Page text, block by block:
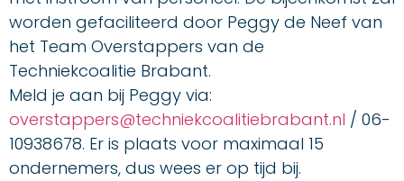
worden gefaciliteerd door Peggy de Neef van
het Team Overstappers van de
Techniekcoalitie Brabant.
Meld je aan bij Peggy via:
overstappers@techniekcoalitiebrabant.nl / 06-
10938678. Er is plaats voor maximaal 15
ondernemers, dus wees er op tijd bij.